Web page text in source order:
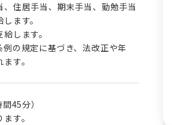
住居手当、期末手当、勤勉手当
ます。
します。
の規定に基づき、法改正や年
す。
45分）
す。